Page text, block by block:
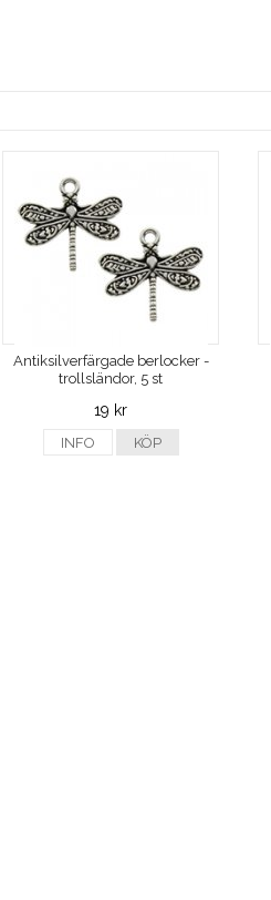
Antiksilverfärgade berlocker -
trollsländor, 5 st
19 kr
INFO KÖP